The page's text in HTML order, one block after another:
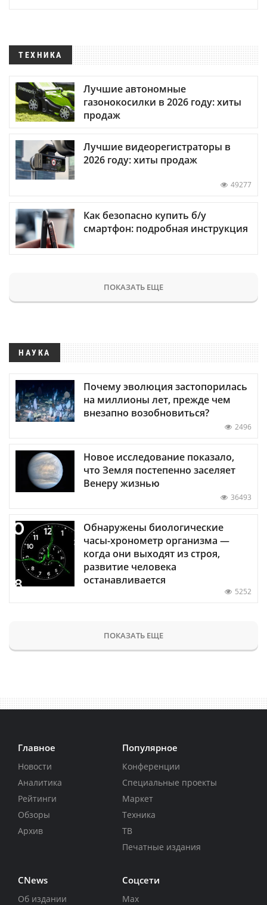
ТЕХНИКА
Лучшие автономные
газонокосилки в 2026 году: хиты
продаж
Лучшие видеорегистраторы в
2026 году: хиты продаж
49277
Как безопасно купить б/у
смартфон: подробная инструкция
ПОКАЗАТЬ ЕЩЕ
НАУКА
Почему эволюция застопорилась
на миллионы лет, прежде чем
внезапно возобновиться?
2496
Новое исследование показало,
что Земля постепенно заселяет
Венеру жизнью
36493
Обнаружены биологические
часы-хронометр организма —
когда они выходят из строя,
развитие человека
останавливается
5252
ПОКАЗАТЬ ЕЩЕ
Главное
Новости
Аналитика
Рейтинги
Обзоры
Архив
Популярное
Конференции
Специальные проекты
Маркет
Техника
ТВ
Печатные издания
CNews
Об издании
Соцсети
Max